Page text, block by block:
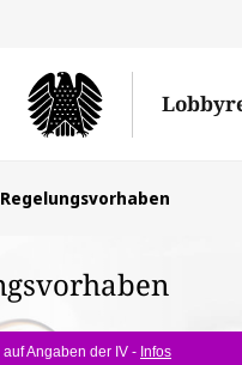
Regelungsvorhaben
Angaben der IV - Infos